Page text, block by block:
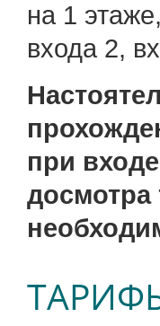
на 1
входа 2,
при
досмотра